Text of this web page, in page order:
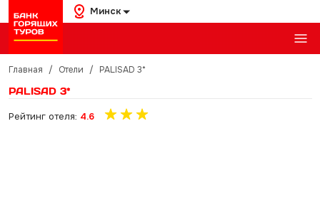
Минск
Главная / Отели / PALISAD 3*
PALISAD 3*
Рейтинг отеля: 4.6